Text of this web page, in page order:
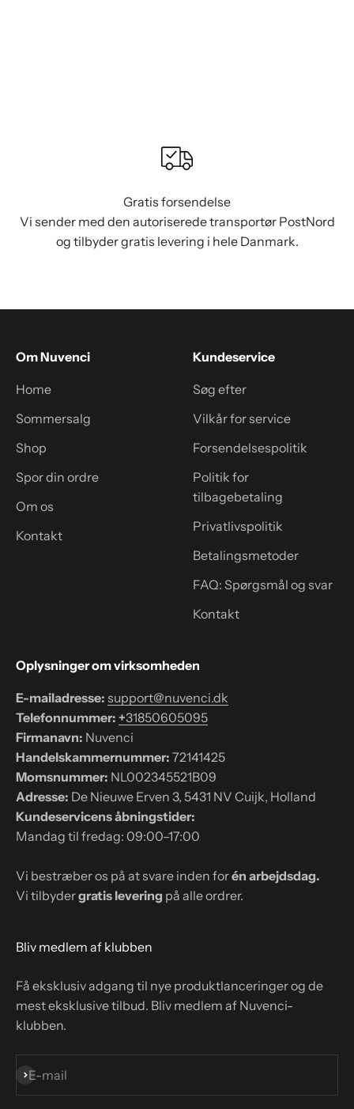
Gratis forsendelse
Vi sender med den autoriserede transportør PostNord
og tilbyder gratis levering i hele Danmark.
Om Nuvenci
Home
Sommersalg
Shop
Spor din ordre
Om os
Kontakt
Kundeservice
Søg efter
Vilkår for service
Forsendelsespolitik
Politik for
tilbagebetaling
Privatlivspolitik
Betalingsmetoder
FAQ: Spørgsmål og svar
Kontakt
Oplysninger om virksomheden
E-mailadresse: support@nuvenci.dk
Telefonnummer: +31850605095
Firmanavn: Nuvenci
Handelskammernummer: 72141425
Momsnummer: NL002345521B09
Adresse: De Nieuwe Erven 3, 5431 NV Cuijk, Holland
Kundeservicens åbningstider:
Mandag til fredag: 09:00–17:00
Vi bestræber os på at svare inden forén arbejdsdag.
Vi tilbydergratis levering på alle ordrer.
Bliv medlem af klubben
Få eksklusiv adgang til nye produktlanceringer og de
mest eksklusive tilbud. Bliv medlem af Nuvenci-
klubben.
E-mail
Abonnér